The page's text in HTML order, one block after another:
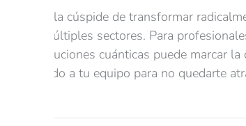
está en la cúspide de transformar
en múltiples sectores. Para
de soluciones cuánticas puede marcar
capacitando a tu equipo para no quedarte